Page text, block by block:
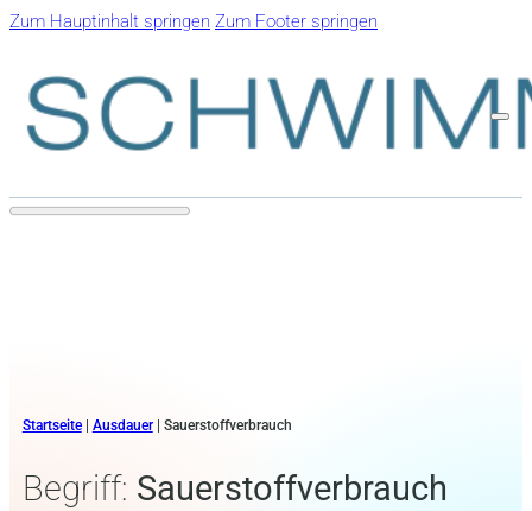
Zum Hauptinhalt springen Zum Footer springen
Startseite| Ausdauer| Sauerstoffverbrauch
Begriff: Sauerstoffverbrauch